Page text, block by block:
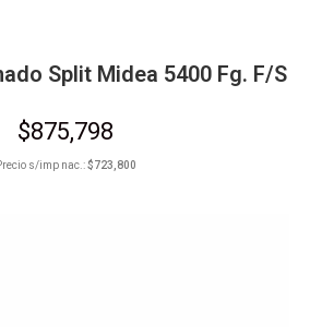
Split Midea 5400 Fg. F/S
$875,798
s/imp nac.:$723,800